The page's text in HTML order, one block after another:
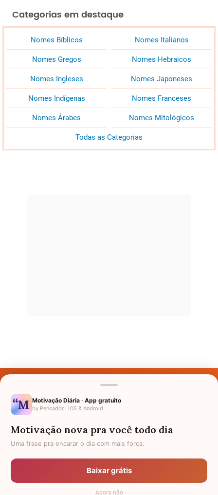
Categorias em destaque
Nomes Bíblicos Nomes Italianos
Nomes Gregos Nomes Hebraicos
Nomes Ingleses Nomes Japoneses
Nomes Indígenas Nomes Franceses
Nomes Árabes Nomes Mitológicos
Todas as Categorias
Nomes pelo Mundo
Política de Privacidade
Anuncie
Motivação Diária · App gratuito
by Pensador · iOS & Android
Motivação nova pra você todo dia
Uma frase pra encarar o dia com mais força.
Baixar grátis
Agora não